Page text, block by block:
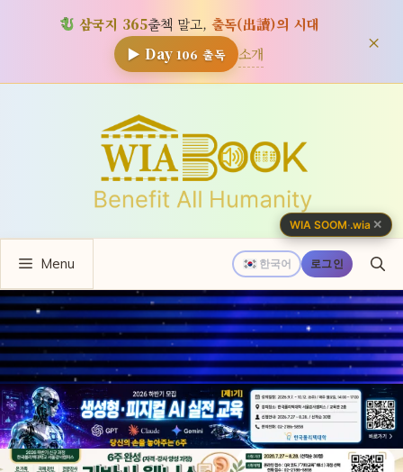
삼국지 365출첵 말고, 출독(出讀)의 시대
▶ Day106 출독 소개 ×
뛰
한국어 로그인
Menu
WIA SOOM·.wia ✕